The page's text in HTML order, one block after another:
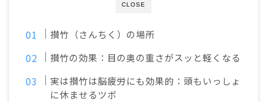
CLOSE
攅竹（さんちく）の場所
攅竹の効果：目の奥の重さがスッと軽くなる
実は攅竹は脳疲労にも効果的：頭もいっしょ
に休ませるツボ